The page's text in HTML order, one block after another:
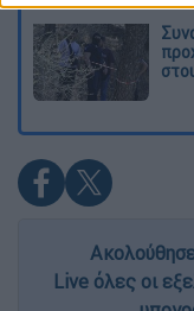
related to
functionality
user protection.
Live όλες οι